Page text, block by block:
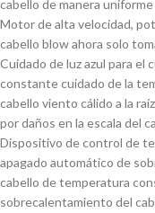
cabello de manera uniforme
Motor de alta velocidad,
cabello blow ahora solo
Cuidado de luz azul para el
constante cuidado de la
cabello viento cálido a la
por daños en la escala del
Dispositivo de control de
apagado automático de
cabello de temperatura
sobrecalentamiento del